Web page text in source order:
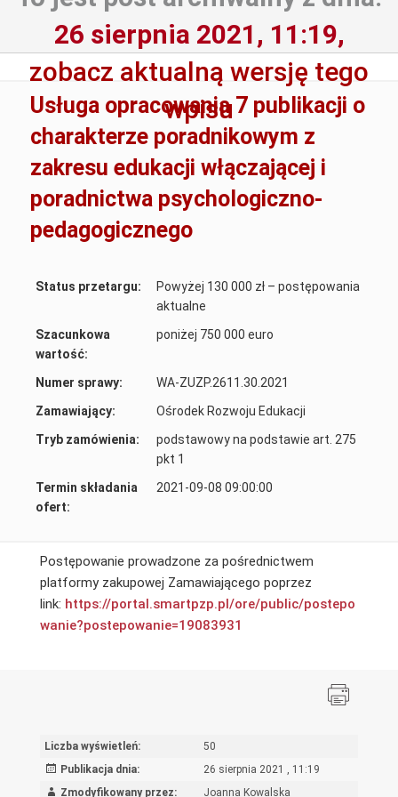
26 sierpnia 2021, 11:19,
zobacz aktualną wersję tego
wpisu
Usługa opracowania 7 publikacji o
charakterze poradnikowym z
zakresu edukacji włączającej i
poradnictwa psychologiczno-
pedagogicznego
Status przetargu:
Powyżej 130 000 zł – postępowania
aktualne
Szacunkowa
wartość:
poniżej 750 000 euro
Numer sprawy:
WA-ZUZP.2611.30.2021
Zamawiający:
Ośrodek Rozwoju Edukacji
Tryb zamówienia:
podstawowy na podstawie art. 275
pkt 1
Termin składania
ofert:
2021-09-08 09:00:00
Postępowanie prowadzone za pośrednictwem
platformy zakupowej Zamawiającego poprzez
link: https://portal.smartpzp.pl/ore/public/postepo
wanie?postepowanie=19083931
Liczba wyświetleń:
50
Publikacja dnia:
26 sierpnia 2021 , 11:19
Zmodyfikowany przez:
Joanna Kowalska